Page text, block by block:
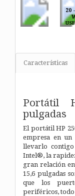
20
Características
Portátil
pulgadas
El portátil HP
empresa en
llevarlo
Intel®, la
gran relación
15,6 pulgadas
que los
periféricos,